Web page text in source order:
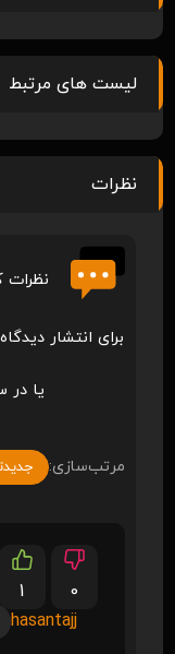
لیست های مرتبط
نظرات
نظرات
برای انتشار
یا در
مرتب‌سازی:
1
0
hasantajj